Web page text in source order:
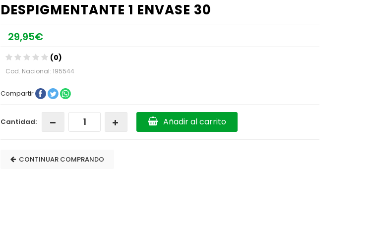
DESPIGMENTANTE 1 ENVASE 30
29,95€
(0)
Cod. Nacional: 195544
Compartir
Cantidad: Añadir al carrito
CONTINUAR COMPRANDO